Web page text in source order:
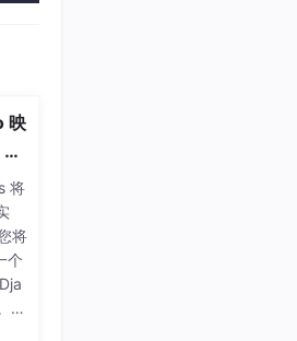
映
将
将
个
您